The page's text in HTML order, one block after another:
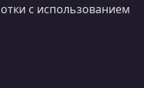
с использованием